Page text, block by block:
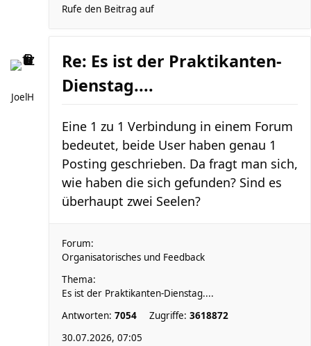
Rufe den Beitrag auf
JoelH
Re: Es ist der Praktikanten-
Dienstag....
Eine 1 zu 1 Verbindung in einem Forum
bedeutet, beide User haben genau 1
Posting geschrieben. Da fragt man sich,
wie haben die sich gefunden? Sind es
überhaupt zwei Seelen?
Forum:
Organisatorisches und Feedback
Thema:
Es ist der Praktikanten-Dienstag....
Antworten: 7054 Zugriffe: 3618872
30.07.2026, 07:05